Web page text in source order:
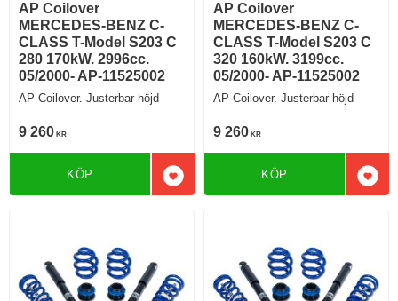
AP Coilover
MERCEDES-BENZ C-
CLASS T-Model S203 C
280 170kW. 2996cc.
05/2000- AP-11525002
AP Coilover. Justerbar höjd
9 260 KR
Lägg till i favoriter
KÖP
AP Coilover
MERCEDES-BENZ C-
CLASS T-Model S203 C
320 160kW. 3199cc.
05/2000- AP-11525002
AP Coilover. Justerbar höjd
9 260 KR
KÖP